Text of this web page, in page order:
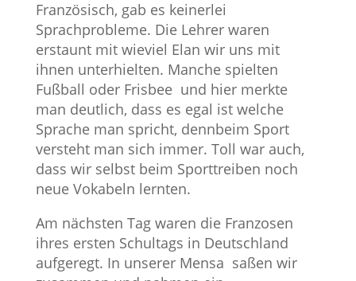
Französisch, gab es keinerlei
Sprachprobleme. Die Lehrer waren
erstaunt mit wieviel Elan wir uns mit
ihnen unterhielten. Manche spielten
Fußball oder Frisbee und hier merkte
man deutlich, dass es egal ist welche
Sprache man spricht, dennbeim Sport
versteht man sich immer. Toll war auch,
dass wir selbst beim Sporttreiben noch
neue Vokabeln lernten.
Am nächsten Tag waren die Franzosen
ihres ersten Schultags in Deutschland
aufgeregt. In unserer Mensa saßen wir